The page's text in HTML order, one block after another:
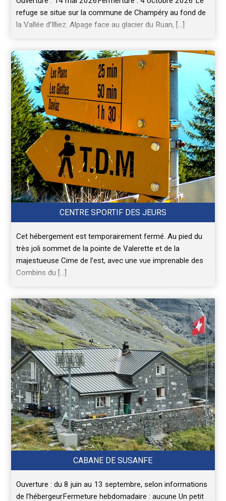
refuge se situe sur la commune de Champéry au fond de
la Vallée d’Illiez. Alpage face au glacier du Ruan, […]
CENTRE SPORTIF DES JEURS
Cet hébergement est temporairement fermé. Au pied du
très joli sommet de la pointe de Valerette et de la
majestueuse Cime de l’est, avec une vue imprenable des
Combins du […]
CABANE DE SUSANFE
Ouverture : du 8 juin au 13 septembre, selon informations
de l’hébergeurFermeture hebdomadaire : aucune Un petit